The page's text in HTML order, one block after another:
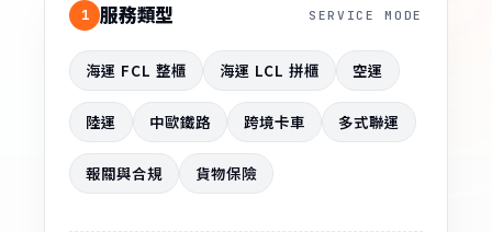
1 服務類型 SERVICE MODE
海運 FCL 整櫃 海運 LCL 拼櫃 空運
陸運 中歐鐵路 跨境卡車 多式聯運
報關與合規 貨物保險